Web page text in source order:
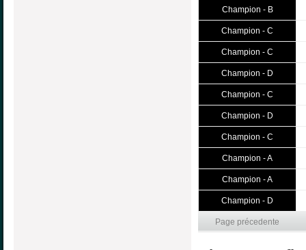
Champion - B
Champion - C
Champion - C
Champion - D
Champion - C
Champion - D
Champion - C
Champion - A
Champion - A
Champion - D
Page précedente